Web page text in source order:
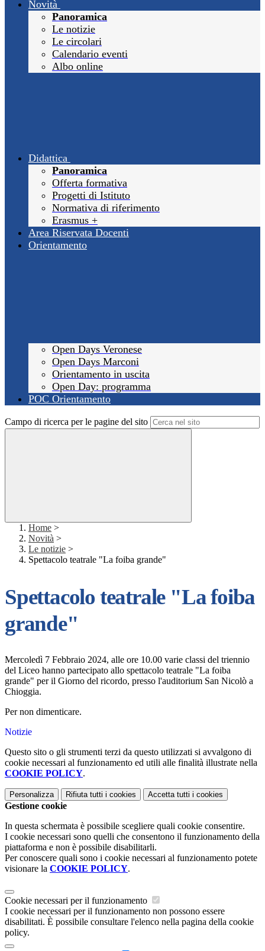
Novità
Panoramica
Le notizie
Le circolari
Calendario eventi
Albo online
Didattica
Panoramica
Offerta formativa
Progetti di Istituto
Normativa di riferimento
Erasmus +
Area Riservata Docenti
Orientamento
Open Days Veronese
Open Days Marconi
Orientamento in uscita
Open Day: programma
POC Orientamento
Campo di ricerca per le pagine del sito
Home >
Novità >
Le notizie >
Spettacolo teatrale "La foiba grande"
Spettacolo teatrale "La foiba
grande"
Mercoledì 7 Febbraio 2024, alle ore 10.00 varie classi del triennio
del Liceo hanno partecipato allo spettacolo teatrale "La foiba
grande" per il Giorno del ricordo, presso l'auditorium San Nicolò a
Chioggia.
Per non dimenticare.
Notizie
Questo sito o gli strumenti terzi da questo utilizzati si avvalgono di
cookie necessari al funzionamento ed utili alle finalità illustrate nella
COOKIE POLICY.
Personalizza Rifiuta tutti i cookies Accetta tutti i cookies
Gestione cookie
In questa schermata è possibile scegliere quali cookie consentire.
I cookie necessari sono quelli che consentono il funzionamento della
piattaforma e non è possibile disabilitarli.
Per conoscere quali sono i cookie necessari al funzionamento potete
visionare la COOKIE POLICY.
Cookie necessari per il funzionamento
I cookie necessari per il funzionamento non possono essere
disabilitati. È possibile consultare l'elenco nella pagina della cookie
policy.